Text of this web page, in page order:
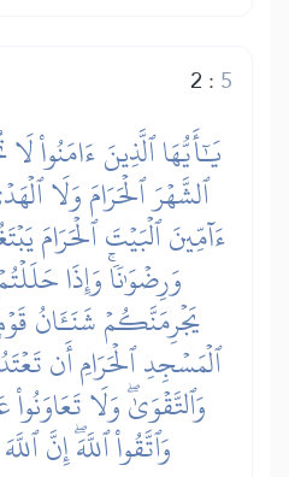
2 : 5
يَٰٓأَيُّهَا ٱلَّذِينَ ءَامَنُواْ
ٱلشَّهۡرَ ٱلۡحَرَامَ وَلَا
ءَآمِّينَ ٱلۡبَيۡتَ ٱلۡحَرَامَ
وَرِضۡوَٰنٗاۚ وَإِذَا
يَجۡرِمَنَّكُمۡ شَنَـَٔانُ
ٱلۡمَسۡجِدِ ٱلۡحَرَامِ أَن
وَٱلتَّقۡوَىٰۖ وَلَا
وَٱتَّقُواْ ٱللَّهَۖ إِنَّ